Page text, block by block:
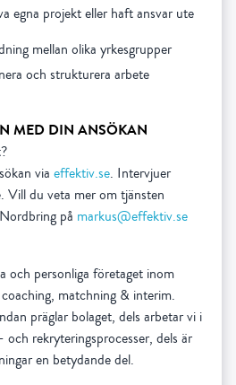
egna projekt eller haft ansvar ute
mellan olika yrkesgrupper
och strukturera arbete
MED DIN ANSÖKAN
via effektiv.se. Intervjuer
Vill du veta mer om tjänsten
på markus@effektiv.se
och personliga företaget inom
matchning & interim.
präglar bolaget, dels arbetar vi i
och rekryteringsprocesser, dels är
en betydande del.